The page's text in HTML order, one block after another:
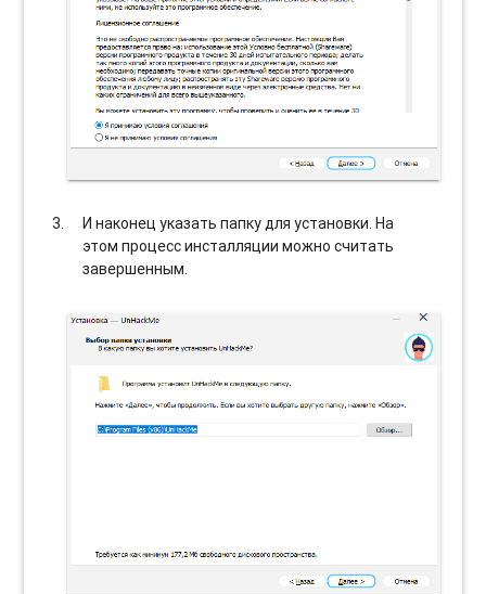
И наконец указать папку для установки. На
этом процесс инсталляции можно считать
завершенным.